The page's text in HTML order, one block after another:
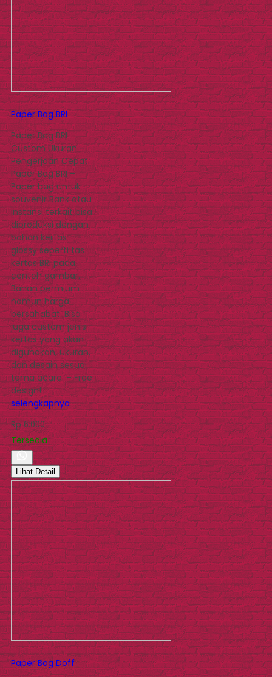
Paper Bag BRI
Paper Bag BRI
Custom Ukuran –
Pengerjaan Cepat
Paper Bag BRI –
Paper bag untuk
souvenir Bank atau
instansi terkait bisa
diproduksi dengan
bahan kertas
glossy seperti tas
kertas BRI pada
contoh gambar.
Bahan permium
namun harga
bersahabat. Bisa
juga custom jenis
kertas yang akan
digunakan, ukuran,
dan desain sesuai
tema acara. – Free
design!…
selengkapnya
Rp 6.000
Tersedia
Lihat Detail
Paper Bag Doff